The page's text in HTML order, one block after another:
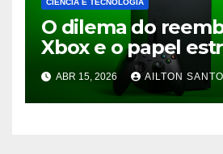
CIÊNCIA E TECNOLOGIA
O dilema do
Xbox e o papel
do Game Pass no
ABR 15, 2026 AILTON